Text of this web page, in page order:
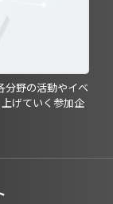
分野の活動やイベ
げていく参加企